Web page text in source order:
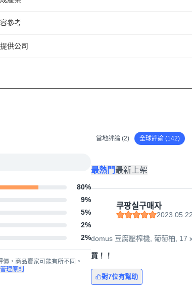
參考
供公司
80%
9%
5%
2%
2%
，商品賣家可能有所不同。
理原則
當地評論 (2) 全球評論 (142)
最熱門最新上架
쿠팡실구매자
2023.05.22
domus 豆腐壓榨機, 葡萄柚, 17
買！！
對7位有幫助